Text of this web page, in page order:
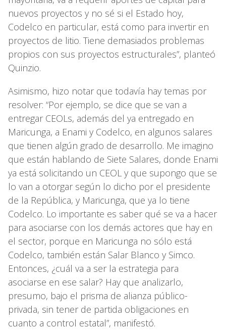
nuevos proyectos y no sé si el Estado hoy,
Codelco en particular, está como para invertir en
proyectos de litio. Tiene demasiados problemas
propios con sus proyectos estructurales”, planteó
Quinzio.
Asimismo, hizo notar que todavía hay temas por
resolver: “Por ejemplo, se dice que se van a
entregar CEOLs, además del ya entregado en
Maricunga, a Enami y Codelco, en algunos salares
que tienen algún grado de desarrollo. Me imagino
que están hablando de Siete Salares, donde Enami
ya está solicitando un CEOL y que supongo que se
lo van a otorgar según lo dicho por el presidente
de la República, y Maricunga, que ya lo tiene
Codelco. Lo importante es saber qué se va a hacer
para asociarse con los demás actores que hay en
el sector, porque en Maricunga no sólo está
Codelco, también están Salar Blanco y Simco.
Entonces, ¿cuál va a ser la estrategia para
asociarse en ese salar? Hay que analizarlo,
presumo, bajo el prisma de alianza público-
privada, sin tener de partida obligaciones en
cuanto a control estatal”, manifestó.